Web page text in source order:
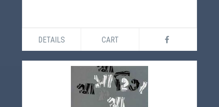
DETAILS CART